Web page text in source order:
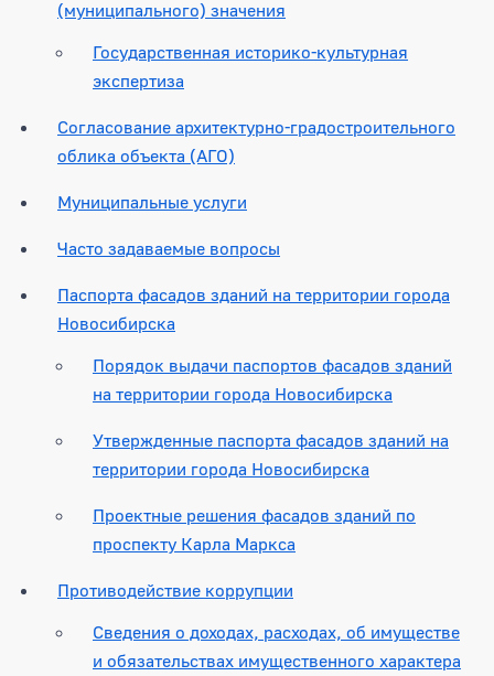
(муниципального) значения
Государственная историко-культурная
экспертиза
Согласование архитектурно-градостроительного
облика объекта (АГО)
Муниципальные услуги
Часто задаваемые вопросы
Паспорта фасадов зданий на территории города
Новосибирска
Порядок выдачи паспортов фасадов зданий
на территории города Новосибирска
Утвержденные паспорта фасадов зданий на
территории города Новосибирска
Проектные решения фасадов зданий по
проспекту Карла Маркса
Противодействие коррупции
Сведения о доходах, расходах, об имуществе
и обязательствах имущественного характера